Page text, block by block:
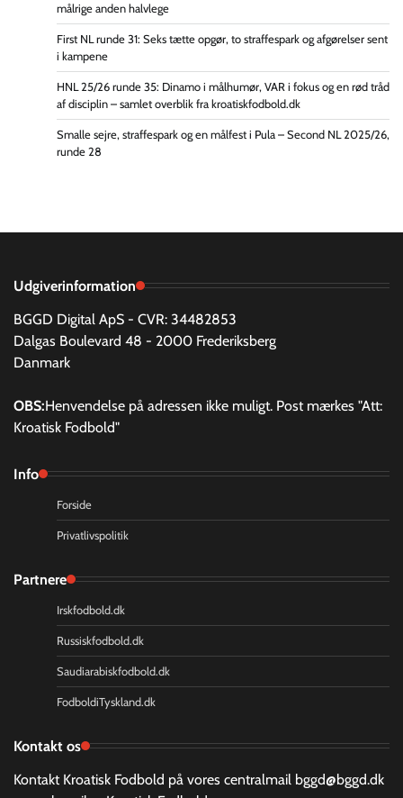
målrige anden halvlege
First NL runde 31: Seks tætte opgør, to straffespark og afgørelser sent
i kampene
HNL 25/26 runde 35: Dinamo i målhumør, VAR i fokus og en rød tråd
af disciplin – samlet overblik fra kroatiskfodbold.dk
Smalle sejre, straffespark og en målfest i Pula – Second NL 2025/26,
runde 28
Udgiverinformation
BGGD Digital ApS - CVR: 34482853
Dalgas Boulevard 48 - 2000 Frederiksberg
Danmark
OBS:Henvendelse på adressen ikke muligt. Post mærkes "Att:
Kroatisk Fodbold"
Info
Forside
Privatlivspolitik
Partnere
Irskfodbold.dk
Russiskfodbold.dk
Saudiarabiskfodbold.dk
FodboldiTyskland.dk
Kontakt os
Kontakt Kroatisk Fodbold på vores centralmail bggd@bggd.dk